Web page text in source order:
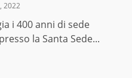
2022
i 400 anni di sede
la Santa Sede...